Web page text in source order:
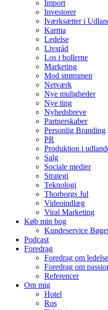
Import
Investorer
Iværksætter i
Karma
Ledelse
Livsråd
Los i bollerne
Marketing
Mod strømmen
Netværk
Nye muligheder
Nye ting
Nyhedsbreve
Partnerskaber
Personlig Branding
PR
Produktion i
Salg
Sociale medier
Strategi
Teknologi
Thorborgs Jul
Videoindlæg
Viral Marketing
Køb min bog
Kundeservice
Podcast
Foredrag
Foredrag om ledelse
Foredrag om
Referencer
Om mig
Hotel
Ros